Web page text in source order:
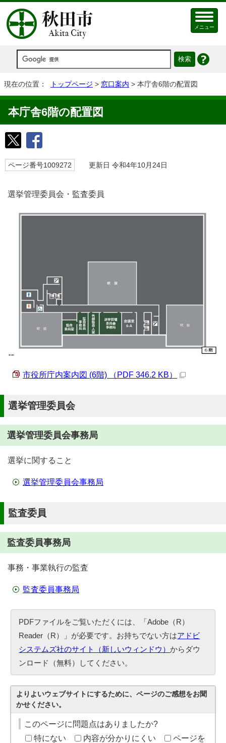
メニュー
現在の位置： トップページ > 窓口案内 > 本庁舎6階の配置図
本庁舎6階の配置図
ページ番号1009272 更新日 令和4年10月24日
選挙管理委員会・監査委員
市役所庁内案内図 (6階) （PDF 346.2 KB）
選挙管理委員会
選挙管理委員会事務局
選挙に関すること
選挙管理委員会事務局
監査委員
監査委員事務局
事務・事業執行の監査
監査委員事務局
PDFファイルをご覧いただくには、「Adobe（R）
Reader（R）」が必要です。お持ちでない方はアドビ
システムズ社のサイト（新しいウィンドウ）からダウ
ンロード（無料）してください。
よりよいウェブサイトにするために、ページのご感想をお聞
かせください。
このページに問題点はありましたか?
特にない
内容が分かりにくい
ページを